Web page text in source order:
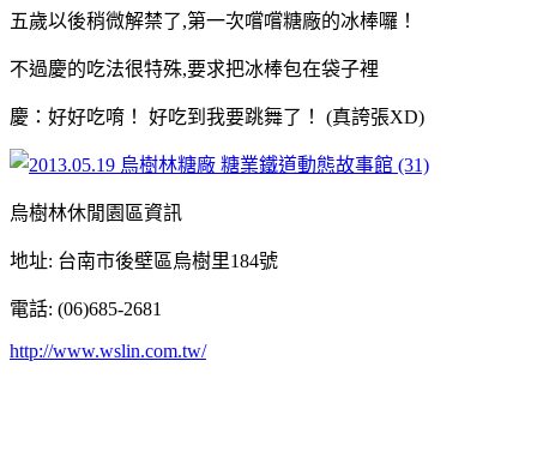
五歲以後稍微解禁了,第一次嚐嚐糖廠的冰棒囉！
不過慶的吃法很特殊,要求把冰棒包在袋子裡
慶：好好吃唷！ 好吃到我要跳舞了！ (真誇張XD)
烏樹林休閒園區資訊
地址: 台南市後壁區烏樹里184號
電話: (06)685-2681
http://www.wslin.com.tw/